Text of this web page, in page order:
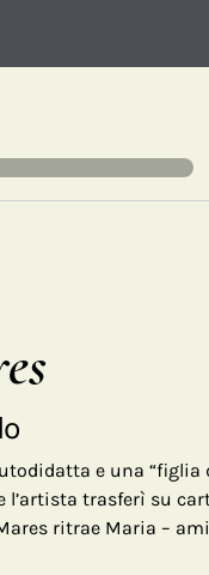
e una
trasferì su
ritrae Maria –